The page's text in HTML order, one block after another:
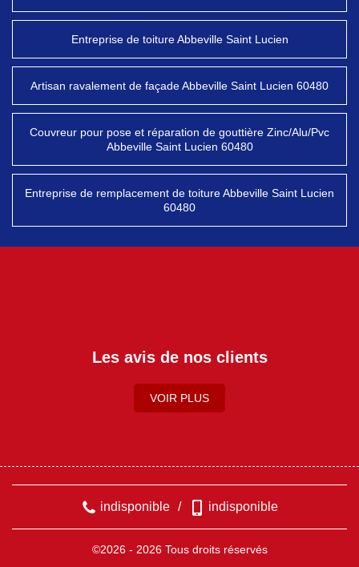
Entreprise de toiture Abbeville Saint Lucien
Artisan ravalement de façade Abbeville Saint Lucien 60480
Couvreur pour pose et réparation de gouttière Zinc/Alu/Pvc
Abbeville Saint Lucien 60480
Entreprise de remplacement de toiture Abbeville Saint Lucien
60480
Les avis de nos clients
VOIR PLUS
indisponible / indisponible
©2026 - 2026 Tous droits réservés